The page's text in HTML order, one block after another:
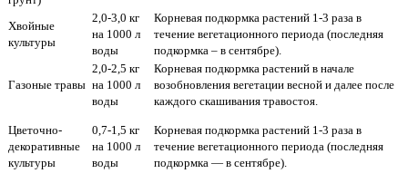
Хвойные
культуры
2,0-3,0 кг
на 1000 л
воды
Корневая подкормка растений 1-3 раза в
течение вегетационного периода (последняя
подкормка – в сентябре).
Газоные травы
2,0-2,5 кг
на 1000 л
воды
Корневая подкормка растений в начале
возобновления вегетации весной и далее после
каждого скашивания травостоя.
Цветочно-
декоративные
культуры
0,7-1,5 кг
на 1000 л
воды
Корневая подкормка растений 1-3 раза в
течение вегетационного периода (последняя
подкормка — в сентябре).